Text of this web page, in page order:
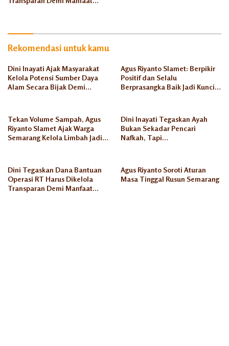
Babon
Rekomendasi untuk kamu
Dini Inayati Ajak Masyarakat
Kelola Potensi Sumber Daya
Alam Secara Bijak Demi
Agus Riyanto Slamet: Berpikir
Positif dan Selalu
Berprasangka Baik Jadi Kunci
Tekan Volume Sampah, Agus
Riyanto Slamet Ajak Warga
Semarang Kelola Limbah Jadi
Dini Inayati Tegaskan Ayah
Bukan Sekadar Pencari
Nafkah, Tapi
Dini Tegaskan Dana Bantuan
Operasi RT Harus Dikelola
Transparan Demi Manfaat
Agus Riyanto Soroti Aturan
Masa Tinggal Rusun Semarang